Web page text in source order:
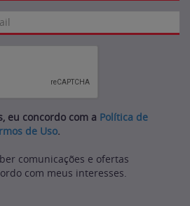
eu concordo com a Política de
de Uso.
comunicações e ofertas
com meus interesses.